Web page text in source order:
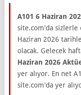
A101 6 Haziran
site.com'da sizlerle
Haziran 2026
olacak. Gelecek
Haziran 2026
yer alıyor. En net
site.com'da yer